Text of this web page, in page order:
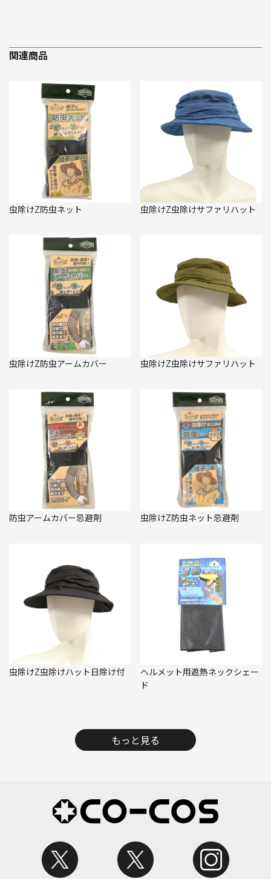
関連商品
虫除けZ防虫ネット 虫除けZ虫除けサファリハット
虫除けZ防虫アームカバー 虫除けZ虫除けサファリハット
防虫アームカバー忌避剤 虫除けZ防虫ネット忌避剤
虫除けZ虫除けハット日除け付
ヘルメット用遮熱ネックシェー
ド
もっと見る